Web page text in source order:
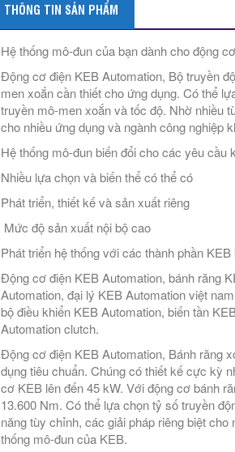
THÔNG TIN SẢN PHẨM
Hệ thống mô-đun của bạn dành cho động
Động cơ điện KEB Automation, Bộ truyền
men xoắn cần thiết cho ứng dụng. Có thể
truyền mô-men xoắn và tốc độ. Nhờ nhiều
cho nhiều ứng dụng và ngành công nghiệp
Hệ thống mô-đun biến đổi cho các yêu cầu
Nhiều lựa chọn và biến thể có thể có
Phát triển, thiết kế và sản xuất riêng
Mức độ sản xuất nội bộ cao
Phát triển hệ thống với các thành phần KEB
Động cơ điện KEB Automation, bánh răng
Automation, đại lý KEB Automation việt
bộ điều khiển KEB Automation, biến tần
Automation clutch.
Động cơ điện KEB Automation, Bánh răng
dụng tiêu chuẩn. Chúng có thiết kế cực kỳ
cơ KEB lên đến 45 kW. Với động cơ bánh
13.600 Nm. Có thể lựa chọn tỷ số truyền
năng tùy chỉnh, các giải pháp riêng biệt
thống mô-đun của KEB.